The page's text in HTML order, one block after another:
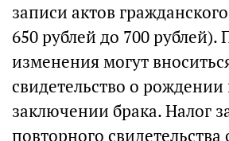
записи актов
650 рублей до 700 рублей).
изменения могут
свидетельство о рождении
заключении брака. Налог
повторного свидетельства